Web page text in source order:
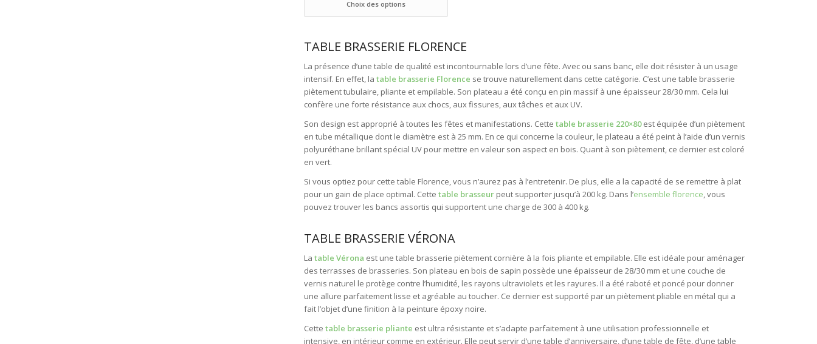
Choix des options
TABLE BRASSERIE FLORENCE
La présence d’une table de qualité est incontournable lors d’une fête. Avec ou sans banc, elle doit résister à un usage
intensif. En effet, latable brasserie Florence se trouve naturellement dans cette catégorie. C’est une table brasserie
piètement tubulaire, pliante et empilable. Son plateau a été conçu en pin massif à une épaisseur 28/30 mm. Cela lui
confère une forte résistance aux chocs, aux fissures, aux tâches et aux UV.
Son design est approprié à toutes les fêtes et manifestations. Cettetable brasserie 220×80est équipée d’un piètement
en tube métallique dont le diamètre est à 25 mm. En ce qui concerne la couleur, le plateau a été peint à l’aide d’un vernis
polyuréthane brillant spécial UV pour mettre en valeur son aspect en bois. Quant à son piètement, ce dernier est coloré
en vert.
Si vous optiez pour cette table Florence, vous n’aurez pas à l’entretenir. De plus, elle a la capacité de se remettre à plat
pour un gain de place optimal. Cettetable brasseur peut supporter jusqu’à 200 kg. Dans l’ensemble florence, vous
pouvez trouver les bancs assortis qui supportent une charge de 300 à 400 kg.
TABLE BRASSERIE VÉRONA
Latable Vérona est une table brasserie piètement cornière à la fois pliante et empilable. Elle est idéale pour aménager
des terrasses de brasseries. Son plateau en bois de sapin possède une épaisseur de 28/30 mm et une couche de
vernis naturel le protège contre l’humidité, les rayons ultraviolets et les rayures. Il a été raboté et poncé pour donner
une allure parfaitement lisse et agréable au toucher. Ce dernier est supporté par un piètement pliable en métal qui a
fait l’objet d’une finition à la peinture époxy noire.
Cettetable brasserie pliante est ultra résistante et s’adapte parfaitement à une utilisation professionnelle et
intensive, en intérieur comme en extérieur. Elle peut servir d’une table d’anniversaire, d’une table de fête, d’une table